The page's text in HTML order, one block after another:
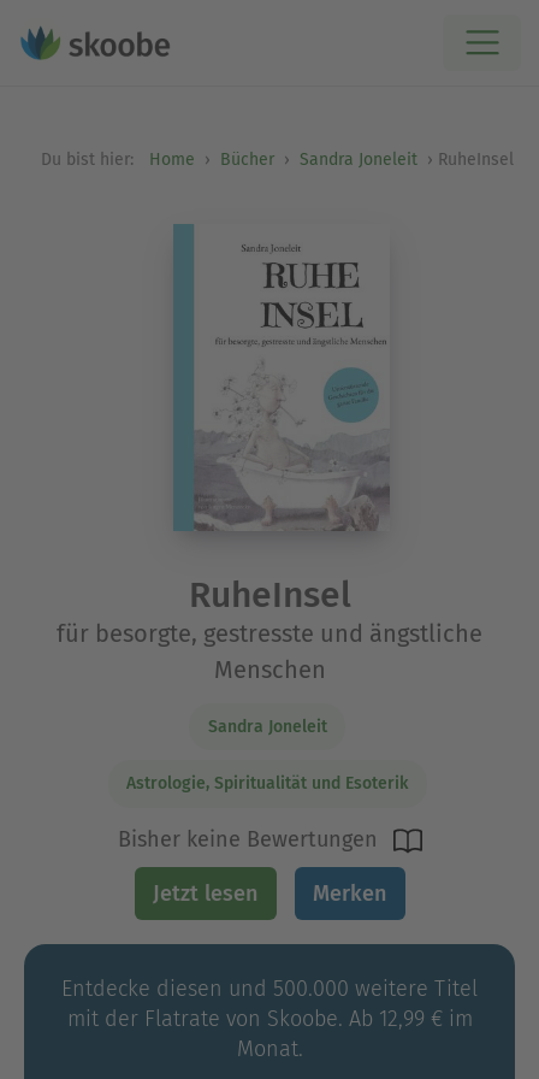
Du bist hier: Home Bücher Sandra Joneleit RuheInsel
RuheInsel
für besorgte, gestresste und ängstliche
Menschen
Sandra Joneleit
Astrologie, Spiritualität und Esoterik
Bisher keine Bewertungen
Jetzt lesen Merken
Entdecke diesen und 500.000 weitere Titel
mit der Flatrate von Skoobe. Ab 12,99 € im
Monat.